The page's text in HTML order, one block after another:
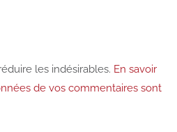
les indésirables. En savoir
de vos commentaires sont